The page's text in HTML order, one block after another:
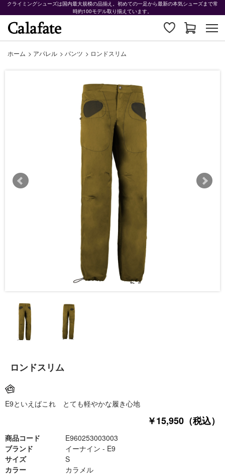
クライミングシューズは国内最大規模の品揃え。初めての一足から最新の本気シューズまで常
時約100モデル取り揃えています。
ホーム > アパレル > パンツ > ロンドスリム
ロンドスリム
E9といえばこれ とても軽やかな履き心地
￥15,950（税込）
商品コード
E960253003003
ブランド
イーナイン - E9
サイズ
S
カラー
カラメル